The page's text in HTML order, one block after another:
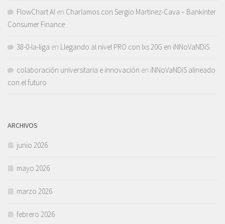
FlowChart AI en Charlamos con Sergio Martinez-Cava – Bankinter
Consumer Finance
38-0-la-liga en Llegando al nivel PRO con lxs 20G en iNNoVaNDiS
colaboración universitaria e innovación en iNNoVaNDiS alineado
con el futuro
ARCHIVOS
junio 2026
mayo 2026
marzo 2026
febrero 2026